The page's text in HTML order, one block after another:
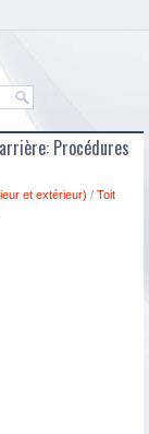
Procédures
et extérieur) / Toit